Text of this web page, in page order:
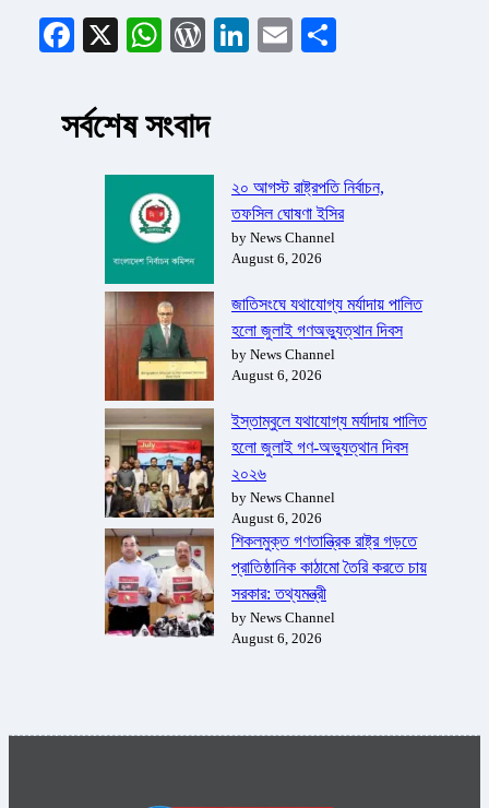
Facebook
X WhatsApp
WordPress
LinkedIn
Email
সর্বশেষ সংবাদ
২০ আগস্ট রাষ্ট্রপতি নির্বাচন,
তফসিল ঘোষণা ইসির
by News Channel
August 6, 2026
জাতিসংঘে যথাযোগ্য মর্যাদায় পালিত
হলো জুলাই গণঅভ্যুত্থান দিবস
by News Channel
August 6, 2026
ইস্তাম্বুলে যথাযোগ্য মর্যাদায় পালিত
হলো জুলাই গণ-অভ্যুত্থান দিবস
২০২৬
by News Channel
August 6, 2026
শিকলমুক্ত গণতান্ত্রিক রাষ্ট্র গড়তে
প্রাতিষ্ঠানিক কাঠামো তৈরি করতে চায়
সরকার: তথ্যমন্ত্রী
by News Channel
August 6, 2026